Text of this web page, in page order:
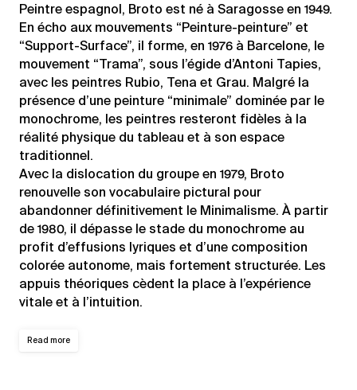
Peintre espagnol, Broto est né à Saragosse en 1949.
En écho aux mouvements “Peinture-peinture” et
“Support-Surface”, il forme, en 1976 à Barcelone, le
mouvement “Trama”, sous l’égide d’Antoni Tapies,
avec les peintres Rubio, Tena et Grau. Malgré la
présence d’une peinture “minimale” dominée par le
monochrome, les peintres resteront fidèles à la
réalité physique du tableau et à son espace
traditionnel.
Avec la dislocation du groupe en 1979, Broto
renouvelle son vocabulaire pictural pour
abandonner définitivement le Minimalisme. À partir
de 1980, il dépasse le stade du monochrome au
profit d’effusions lyriques et d’une composition
colorée autonome, mais fortement structurée. Les
appuis théoriques cèdent la place à l’expérience
vitale et à l’intuition.
Read more